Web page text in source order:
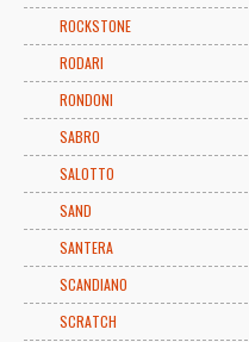
ROCKSTONE
RODARI
RONDONI
SABRO
SALOTTO
SAND
SANTERA
SCANDIANO
SCRATCH